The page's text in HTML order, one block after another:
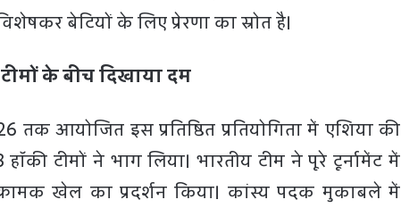
बेटियों के लिए प्रेरणा का स्रोत है।
टीमों के बीच दिखाया दम
आयोजित इस प्रतिष्ठित प्रतियोगिता में एशिया की
हॉकी टीमों ने भाग लिया। भारतीय टीम ने पूरे टूर्नामेंट में
खेल का प्रदर्शन किया। कांस्य पदक मुकाबले में